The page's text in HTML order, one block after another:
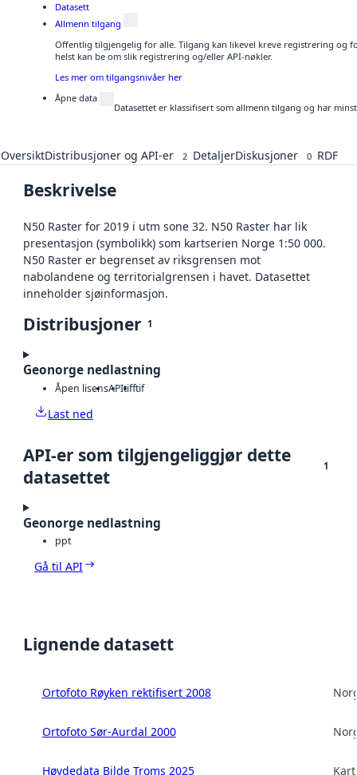
Datasett
Allmenn tilgang
Offentlig tilgjengelig for alle. Tilgang kan likevel kreve registrering og
helst kan be om slik registrering og/eller API-nøkler.
Les mer om tilgangsnivåer her
Åpne data
Datasettet er klassifisert som allmenn tilgang og har
OversiktDistribusjoner og API-er 2 DetaljerDiskusjoner 0 RDF
Beskrivelse
N50 Raster for 2019 i utm sone 32. N50 Raster har lik
presentasjon (symbolikk) som kartserien Norge 1:50 000.
N50 Raster er begrenset av riksgrensen mot
nabolandene og territorialgrensen i havet. Datasettet
inneholder sjøinformasjon.
Distribusjoner 1
Geonorge nedlastning
Åpen lisensAPItifftif
Last ned
API-er som tilgjengeliggjør dette
datasettet
1
Geonorge nedlastning
ppt
Gå til API
Lignende datasett
Ortofoto Røyken rektifisert 2008
Ortofoto Sør-Aurdal 2000
Høydedata Bilde Troms 2025